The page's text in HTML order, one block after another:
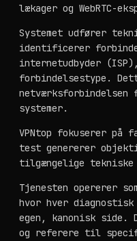
lækager og WebRTC-
Systemet udfører
identificerer
internetudbyder
forbindelsestype.
netværksforbindelsen
systemer.
VPNtop fokuserer på
test genererer
tilgængelige
Tjenesten opererer
hvor hver
egen, kanonisk
og referere til